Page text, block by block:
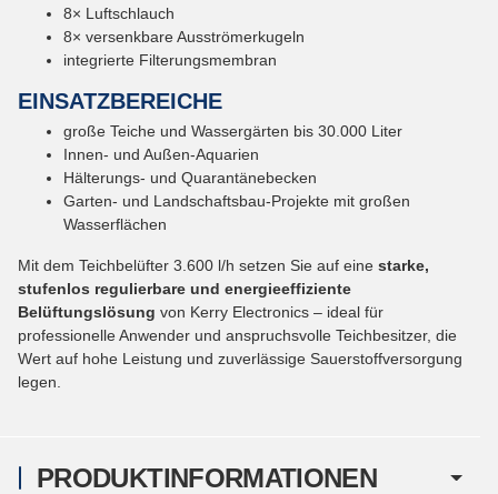
PRODUKTINFORMATIONEN
8× Luftschlauch
8× versenkbare Ausströmerkugeln
integrierte Filterungsmembran
EINSATZBEREICHE
große Teiche und Wassergärten bis 30.000 Liter
Innen- und Außen-Aquarien
Hälterungs- und Quarantänebecken
Garten- und Landschaftsbau-Projekte mit großen
Wasserflächen
Mit dem Teichbelüfter 3.600 l/h setzen Sie auf eine starke,
stufenlos regulierbare und energieeffiziente
Belüftungslösung von Kerry Electronics – ideal für
professionelle Anwender und anspruchsvolle Teichbesitzer, die
Wert auf hohe Leistung und zuverlässige Sauerstoffversorgung
legen.